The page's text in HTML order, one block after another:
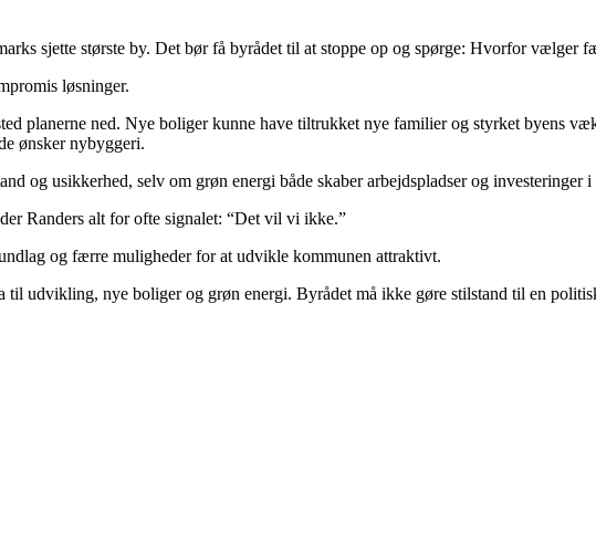
sjette største by. Det bør få byrådet til at stoppe op og spørge: Hvorfor vælger
løsninger.
planerne ned. Nye boliger kunne have tiltrukket nye familier og styrket byens
ønsker nybyggeri.
og usikkerhed, selv om grøn energi både skaber arbejdspladser og investeringer
Randers alt for ofte signalet: “Det vil vi ikke.”
og færre muligheder for at udvikle kommunen attraktivt.
til udvikling, nye boliger og grøn energi. Byrådet må ikke gøre stilstand til en